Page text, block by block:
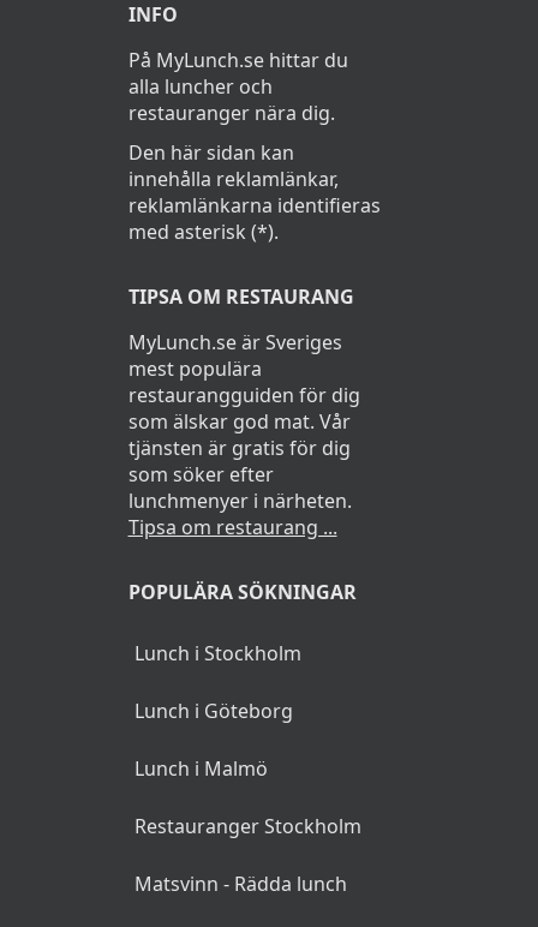
INFO
På MyLunch.se hittar du
alla luncher och
restauranger nära dig.
Den här sidan kan
innehålla reklamlänkar,
reklamlänkarna identifieras
med asterisk (*).
TIPSA OM RESTAURANG
MyLunch.se är Sveriges
mest populära
restaurangguiden för dig
som älskar god mat. Vår
tjänsten är gratis för dig
som söker efter
lunchmenyer i närheten.
Tipsa om restaurang ...
POPULÄRA SÖKNINGAR
Lunch i Stockholm
Lunch i Göteborg
Lunch i Malmö
Restauranger Stockholm
Matsvinn - Rädda lunch